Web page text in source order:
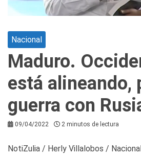
Nacional
Maduro.
está alineando,
guerra con
09/04/2022 2 minutos de lectura
NotiZulia / Herly Villalobos /